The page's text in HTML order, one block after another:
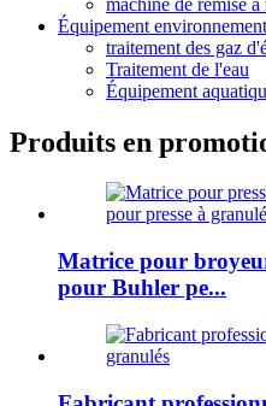
Équipement
traitement des gaz
Traitement de l'eau
Équipement
Produits en
Matrice pour
pour Buhler pe...